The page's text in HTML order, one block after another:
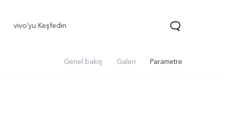
vivo’yu Keşfedin
Genel bakış Galeri Parametre